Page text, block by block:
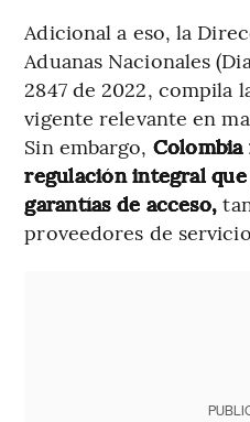
Adicional a eso, la
Aduanas Nacionales
2847 de 2022, compila
vigente relevante en
Sin embargo,
regulación integral
garantías de acceso,
proveedores de